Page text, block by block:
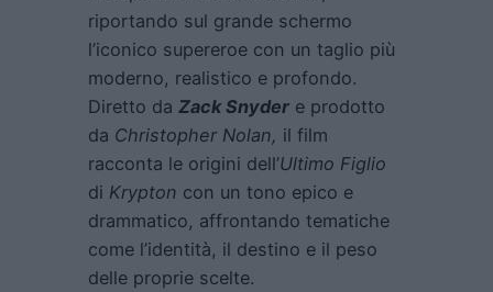
riportando sul grande schermo
l’iconico supereroe con un taglio più
moderno, realistico e profondo.
Diretto da Zack Snyder e prodotto
da Christopher Nolan, il film
racconta le origini dell’Ultimo Figlio
di Krypton con un tono epico e
drammatico, affrontando tematiche
come l’identità, il destino e il peso
delle proprie scelte.